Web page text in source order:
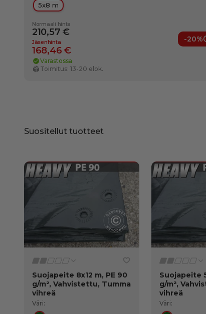
5x8 m
Normaali hinta
210,57 €
Jäsenhinta
168,46 €
-20%
Varastossa
Toimitus: 13-20 elok.
Suojapeite 8x12 m, PE 90
g/m², Vahvistettu, Tumma
vihreä
Väri:
Suojapeite
g/m²,
vihreä
Väri: